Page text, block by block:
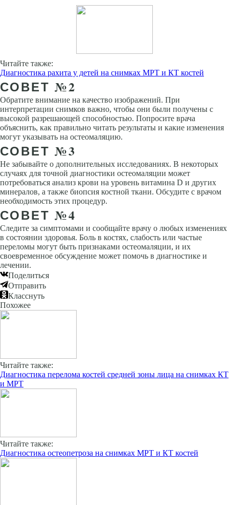
Читайте также:
Диагностика рахита у детей на снимках МРТ и КТ костей
СОВЕТ №2
Обратите внимание на качество изображений. При
интерпретации снимков важно, чтобы они были получены с
высокой разрешающей способностью. Попросите врача
объяснить, как правильно читать результаты и какие изменения
могут указывать на остеомаляцию.
СОВЕТ №3
Не забывайте о дополнительных исследованиях. В некоторых
случаях для точной диагностики остеомаляции может
потребоваться анализ крови на уровень витамина D и других
минералов, а также биопсия костной ткани. Обсудите с врачом
необходимость этих процедур.
СОВЕТ №4
Следите за симптомами и сообщайте врачу о любых изменениях
в состоянии здоровья. Боль в костях, слабость или частые
переломы могут быть признаками остеомаляции, и их
своевременное обсуждение может помочь в диагностике и
лечении.
Поделиться
Отправить
Класснуть
Похожее
Читайте также:
Диагностика перелома костей средней зоны лица на снимках КТ
и МРТ
Читайте также:
Диагностика остеопетроза на снимках МРТ и КТ костей